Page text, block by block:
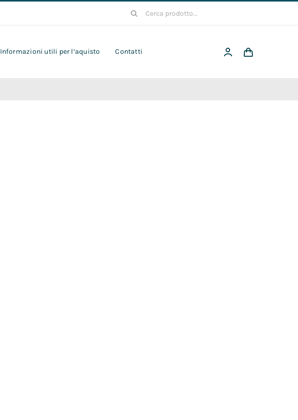
Cerca
Informazioni utili per l’aquisto Contatti